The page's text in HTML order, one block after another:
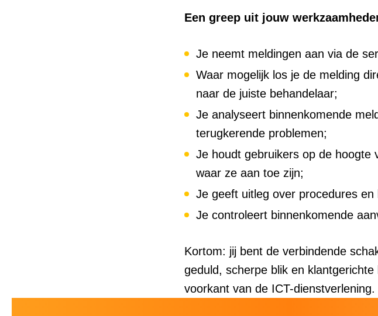
Een greep uit jouw
Je neemt meldingen aan via de
Waar mogelijk los je de melding
naar de juiste behandelaar;
Je analyseert binnenkomende
terugkerende problemen;
Je houdt gebruikers op de hoogte
waar ze aan toe zijn;
Je geeft uitleg over procedures
Je controleert binnenkomende
Kortom: jij bent de verbindende
geduld, scherpe blik en
voorkant van de ICT-dienstverlening.